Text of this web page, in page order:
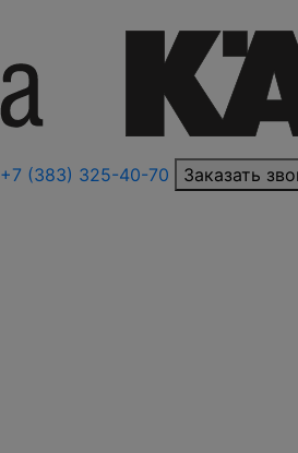
+7 (383) 325-40-70 Заказать